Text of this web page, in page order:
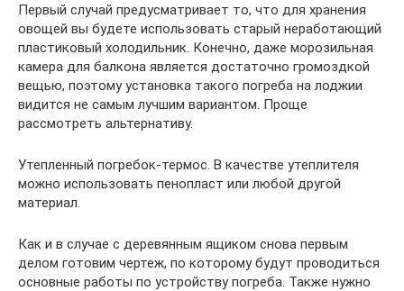
Первый случай предусматривает то, что для хранения
овощей вы будете использовать старый неработающий
пластиковый холодильник. Конечно, даже морозильная
камера для балкона является достаточно громоздкой
вещью, поэтому установка такого погреба на лоджии
видится не самым лучшим вариантом. Проще
рассмотреть альтернативу.
Утепленный погребок-термос. В качестве утеплителя
можно использовать пенопласт или любой другой
материал.
Как и в случае с деревянным ящиком снова первым
делом готовим чертеж, по которому будут проводиться
основные работы по устройству погреба. Также нужно